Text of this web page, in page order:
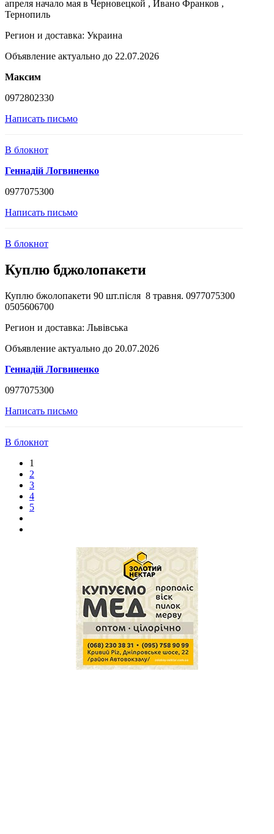
апреля начало мая в Черновецкой , Ивано Франков ,
Тернопиль
Регион и доставка: Украина
Объявление актуально до 22.07.2026
Максим
0972802330
Написать письмо
В блокнот
Геннадій Логвиненко
0977075300
Написать письмо
В блокнот
Куплю бджолопакети
Куплю бжолопакети 90 шт.після 8 травня. 0977075300
0505606700
Регион и доставка: Львівська
Объявление актуально до 20.07.2026
Геннадій Логвиненко
0977075300
Написать письмо
В блокнот
1
2
3
4
5